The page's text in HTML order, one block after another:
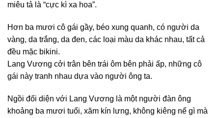
miêu tả là “cực kì xa hoa”.
Hơn ba mươi cô gái gầy, béo xung quanh, có người da
vàng, da trắng, da đen, các loại màu da khác nhau, tất cả
đều mặc bikini.
Lang Vương cởi trân bên trái ôm bên phải ấp, những cô
gái này tranh nhau dựa vào người ông ta.
Ngồi đối diện với Lang Vương là một người đàn ông
khoảng ba mươi tuổi, xăm kín lưng, không kiêng nể gì mà